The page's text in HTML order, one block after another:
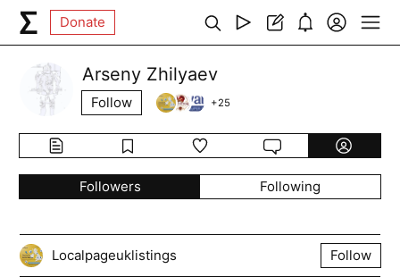
Donate
Arseny Zhilyaev
Follow +25
Followers Following
Localpageuklistings Follow